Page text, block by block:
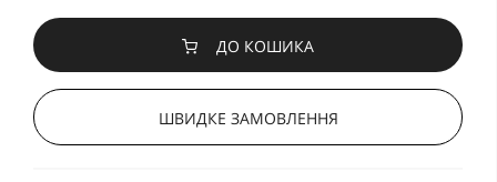
ДО КОШИКА
ШВИДКЕ ЗАМОВЛЕННЯ